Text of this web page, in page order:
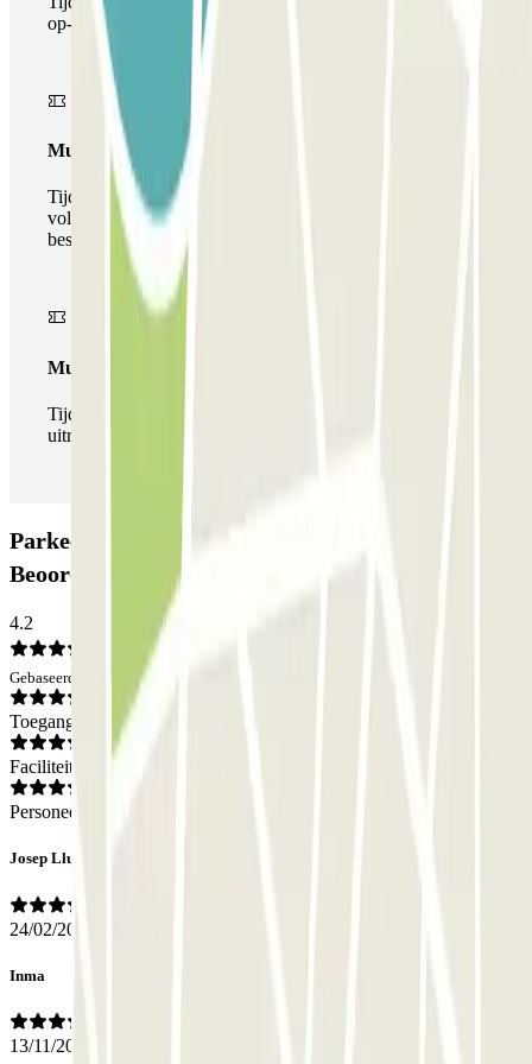
op- en afrijden.
Multiparking pass
Tijdens uw verblijf kunt u gebruik maken van het
volledige netwerk van parkeergarages van deze operator,
beschikbaar bij Parclick.
Multipass
Tijdens je verblijf kun je de parkeerplaats zo vaak in- en
uitrijden als je wilt.
Parkeergarage Muntaner 555 Promoparc:
Beoordelingen
4.2
Gebaseerd op 3 meningen
Toegang
Faciliteiten
Personeel
Josep Lluis
24/02/2026
Inma
13/11/2025